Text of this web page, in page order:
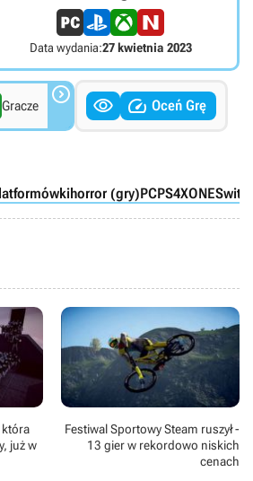
Data wydania:27 kwietnia 2023
Gracze    Oceń Grę
horror (gry)PCPS4XONE
która
już w
Festiwal Sportowy Steam ruszył -
13 gier w rekordowo niskich
cenach